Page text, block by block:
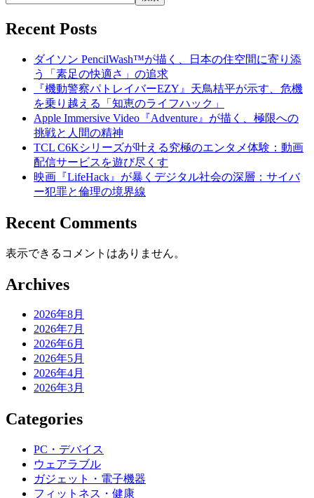
Recent Posts
ダイソン PencilWash™が描く、日本の住空間に寄り添
う「素足の快適さ」の追求
『機動警察パトレイバーEZY』天鳥桔平が示す、危機
を乗り越える「知恵のライフハック」
Apple Immersive Video『Adventure』が描く、極限への
挑戦と人間の精神
TCL C6Kシリーズが叶える究極のエンタメ体験：動画
配信サービスを遊び尽くす
映画『LifeHack』が暴くデジタル社会の深層：サイバ
ー犯罪と倫理の境界線
Recent Comments
表示できるコメントはありません。
Archives
2026年8月
2026年7月
2026年6月
2026年5月
2026年4月
2026年3月
Categories
PC・デバイス
ウェアラブル
ガジェット・電子機器
フィットネス・健康